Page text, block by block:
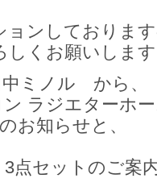
ョンしておりま
しくお願いしま
ミノル から、
ン ラジエター
知らせと、
セットのご案